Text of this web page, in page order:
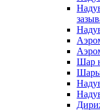
Шар
Шары